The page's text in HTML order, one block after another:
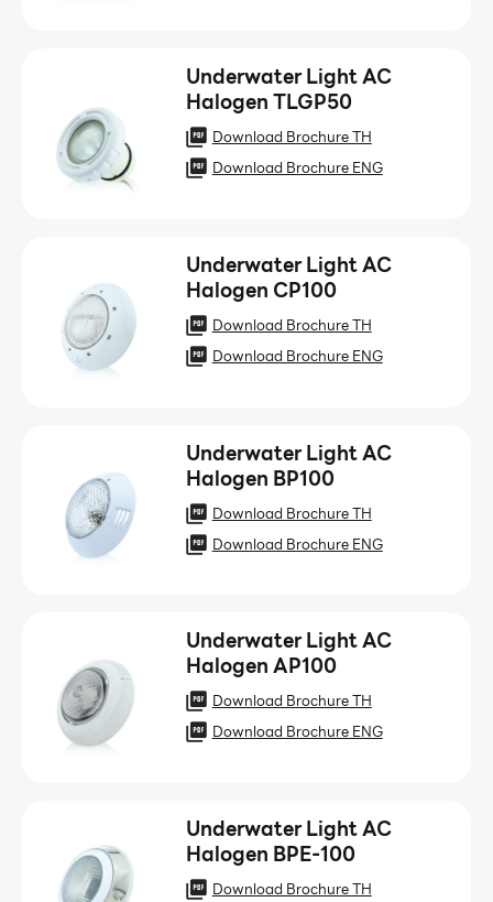
Underwater Light AC
Halogen TLGP50
Download Brochure TH
Download Brochure ENG
Underwater Light AC
Halogen CP100
Download Brochure TH
Download Brochure ENG
Underwater Light AC
Halogen BP100
Download Brochure TH
Download Brochure ENG
Underwater Light AC
Halogen AP100
Download Brochure TH
Download Brochure ENG
Underwater Light AC
Halogen BPE-100
Download Brochure TH